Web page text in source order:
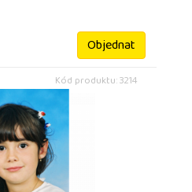
Objednat
Kód produktu: 3214